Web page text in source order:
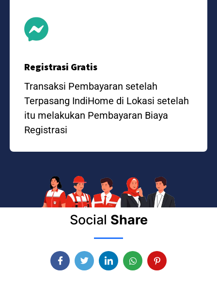
Registrasi Gratis
Transaksi Pembayaran setelah
Terpasang IndiHome di Lokasi setelah
itu melakukan Pembayaran Biaya
Registrasi
Social Share